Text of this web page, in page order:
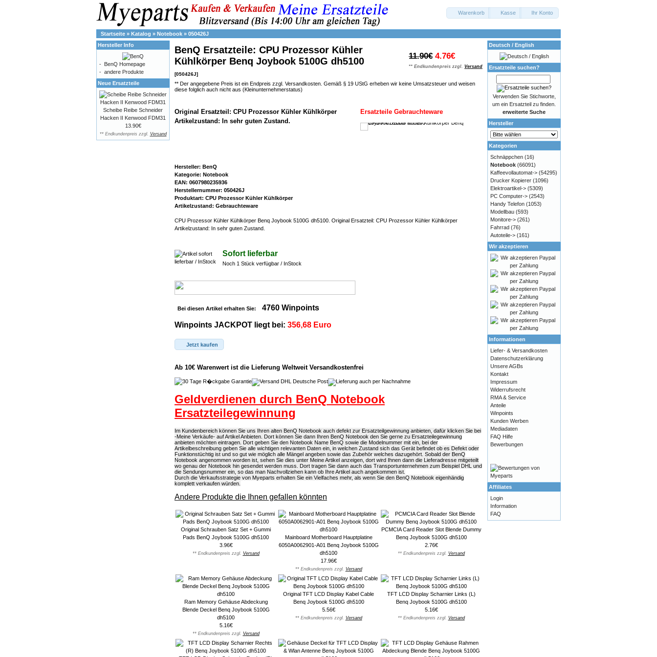
Warenkorb Kasse Ihr Konto
Startseite » Katalog » Notebook » 050426J
11.90€ 4.76€
** Endkundenpreis zzgl. Versand
BenQ Ersatzteile: CPU Prozessor Kühler
Kühlkörper Benq Joybook 5100G dh5100
[050426J]
** Der angegebene Preis ist ein Endpreis zzgl. Versandkosten. Gemäß § 19 UStG erheben wir keine Umsatzsteuer und weisen
diese folglich auch nicht aus (Kleinunternehmerstatus)
Ersatzteile Gebrauchteware
Original Ersatzteil: CPU Prozessor Kühler Kühlkörper
Artikelzustand: In sehr guten Zustand.
Hersteller: BenQ
Kategorie: Notebook
EAN: 0607980235936
Herstellernummer: 050426J
Produktart: CPU Prozessor Kühler Kühlkörper
Artikelzustand: Gebrauchteware
CPU Prozessor Kühler Kühlkörper Benq Joybook 5100G dh5100. Original Ersatzteil: CPU Prozessor Kühler Kühlkörper
Artikelzustand: In sehr guten Zustand.
Sofort lieferbar
Noch 1 Stück verfügbar / InStock
Bei diesen Artikel erhalten Sie: 4760 Winpoints
Winpoints JACKPOT liegt bei: 356,68 Euro
Jetzt kaufen
Ab 10€ Warenwert ist die Lieferung Weltweit Versandkostenfrei
Geldverdienen durch BenQ Notebook
Ersatzteilegewinnung
Im Kundenbereich können Sie uns Ihren alten BenQ Notebook auch defekt zur Ersatzteilgewinnung anbieten, dafür klicken Sie bei
-Meine Verkäufe- auf Artikel Anbieten. Dort können Sie dann Ihren BenQ Notebook den Sie gerne zu Ersatzteilegewinnung
anbieten möchten eintragen. Dort geben Sie den Notebook Name BenQ sowie die Modelnummer mit ein, bei der
Artikelbeschreibung geben Sie alle wichtigen relevanten Daten ein, in welchen Zustand sich das Gerät befindet ob es Defekt oder
Funktionstüchtig ist und so gut wie möglich alle Mängel angeben sowie das Zubehör welches dazugehört. Sobald der BenQ
Notebook angenommen worden ist, sehen Sie dies unter Meine Artikel anzeigen, dort wird Ihnen dann die Lieferadresse mitgeteilt
wo genau der Notebook hin gesendet werden muss. Dort tragen Sie dann auch das Transportunternehmen zum Beispiel DHL und
die Sendungsnummer ein, so das man Nachvollziehen kann ob Ihre Artikel auch angekommen ist.
Durch die Verkaufsstrategie von Myeparts erhalten Sie ein Vielfaches mehr, als wenn Sie den BenQ Notebook eigenhändig
komplett verkaufen würden.
Andere Produkte die Ihnen gefallen könnten
Original Schrauben Satz Set + Gummi
Pads BenQ Joybook 5100G dh5100
3.96€
** Endkundenpreis zzgl. Versand
Mainboard Motherboard Hauptplatine
6050A0062901-A01 Benq Joybook 5100G
dh5100
17.96€
** Endkundenpreis zzgl. Versand
PCMCIA Card Reader Slot Blende Dummy
Benq Joybook 5100G dh5100
2.76€
** Endkundenpreis zzgl. Versand
Ram Memory Gehäuse Abdeckung
Blende Deckel Benq Joybook 5100G
dh5100
5.16€
** Endkundenpreis zzgl. Versand
Original TFT LCD Display Kabel Cable
Benq Joybook 5100G dh5100
5.56€
** Endkundenpreis zzgl. Versand
TFT LCD Display Scharnier Links (L)
Benq Joybook 5100G dh5100
5.16€
** Endkundenpreis zzgl. Versand
Hersteller Info
- BenQ Homepage
- andere Produkte
Neue Ersatzteile
Scheibe Reibe Schneider
Hacken II Kenwood FDM31
13.90€
** Endkundenpreis zzgl. Versand
Deutsch / English
Ersatzteile suchen?
Verwenden Sie Stichworte,
um ein Ersatzteil zu finden.
erweiterte Suche
Hersteller
Kategorien
Schnäppchen (16)
Notebook (66091)
Kaffeevollautomat-> (54295)
Drucker Kopierer (1096)
Elektroartikel-> (5309)
PC Computer-> (2543)
Handy Telefon (1053)
Modellbau (593)
Monitore-> (261)
Fahrrad (76)
Autoteile-> (161)
Wir akzeptieren
Informationen
Liefer- & Versandkosten
Datenschutzerklärung
Unsere AGBs
Kontakt
Impressum
Widerrufsrecht
RMA & Service
Anteile
Winpoints
Kunden Werben
Mediadaten
FAQ Hilfe
Bewerbungen
Affiliates
Login
Information
FAQ